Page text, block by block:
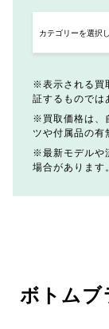
表示される買
証するものでは
買取価格は、
ツや付属品の有
最新モデルや
場合があります
ボトムブ